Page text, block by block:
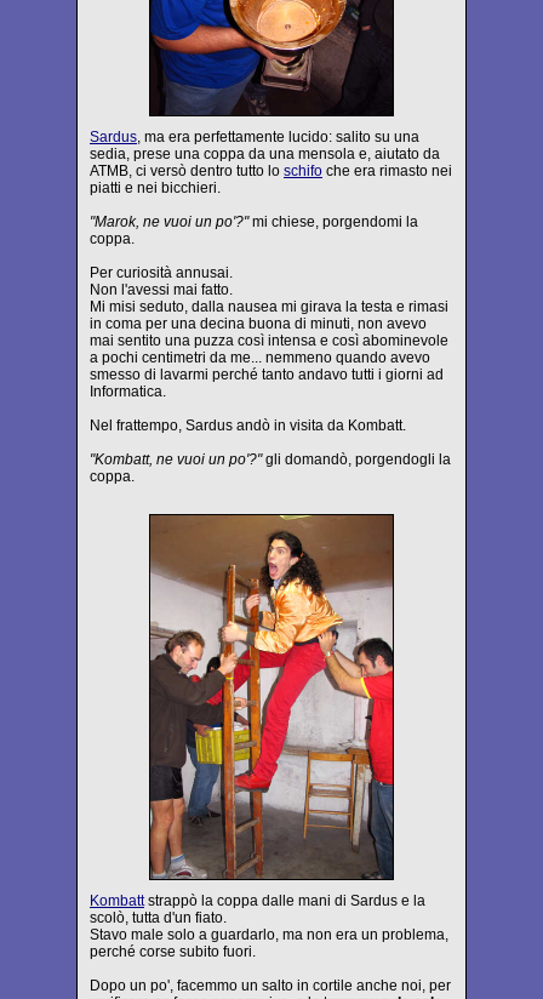
Sardus, ma era perfettamente lucido: salito su una
sedia, prese una coppa da una mensola e, aiutato da
ATMB, ci versò dentro tutto lo schifo che era rimasto nei
piatti e nei bicchieri.
"Marok, ne vuoi un po'?"mi chiese, porgendomi la
coppa.
Per curiosità annusai.
Non l'avessi mai fatto.
Mi misi seduto, dalla nausea mi girava la testa e rimasi
in coma per una decina buona di minuti, non avevo
mai sentito una puzza così intensa e così abominevole
a pochi centimetri da me... nemmeno quando avevo
smesso di lavarmi perché tanto andavo tutti i giorni ad
Informatica.
Nel frattempo, Sardus andò in visita da Kombatt.
"Kombatt, ne vuoi un po'?"gli domandò, porgendogli la
coppa.
Kombattstrappò la coppa dalle mani di Sardus e la
scolò, tutta d'un fiato.
Stavo male solo a guardarlo, ma non era un problema,
perché corse subito fuori.
Dopo un po', facemmo un salto in cortile anche noi, per